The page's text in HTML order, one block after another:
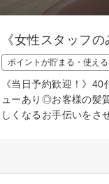
《女性スタッフ
ポイントが貯まる・使える
《当日予約歓迎！》
ューあり◎お客様の髪
しくなるお手伝いをさ